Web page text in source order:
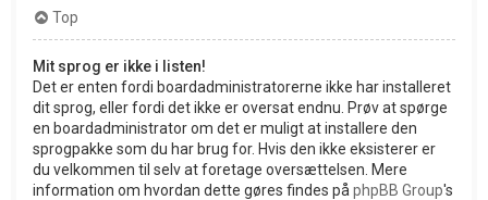
Top
Mit sprog er ikke i listen!
Det er enten fordi boardadministratorerne ikke har installeret
dit sprog, eller fordi det ikke er oversat endnu. Prøv at spørge
en boardadministrator om det er muligt at installere den
sprogpakke som du har brug for. Hvis den ikke eksisterer er
du velkommen til selv at foretage oversættelsen. Mere
information om hvordan dette gøres findes på phpBB Group's